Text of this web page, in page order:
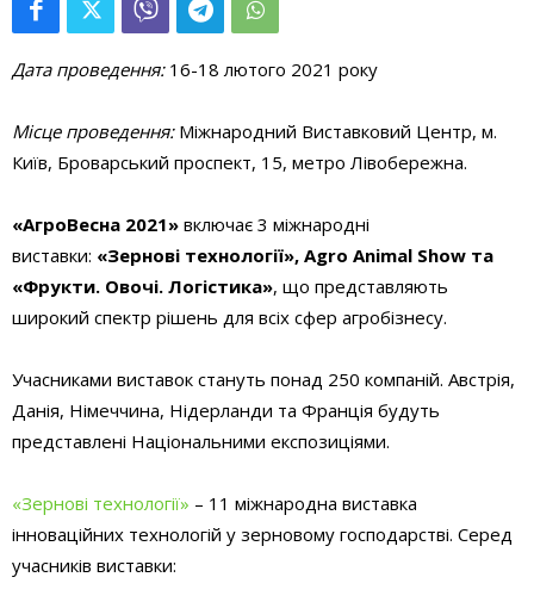
Дата проведення:16-18 лютого 2021 року
Місце проведення:Міжнародний Виставковий Центр, м.
Київ, Броварський проспект, 15, метро Лівобережна.
«АгроВесна 2021» включає 3 міжнародні
виставки: «Зернові технології», Agro Animal Show та
«Фрукти. Овочі. Логістика», що представляють
широкий спектр рішень для всіх сфер агробізнесу.
Учасниками виставок стануть понад 250 компаній. Австрія,
Данія, Німеччина, Нідерланди та Франція будуть
представлені Національними експозиціями.
«Зернові технології» – 11 міжнародна виставка
інноваційних технологій у зерновому господарстві. Серед
учасників виставки: